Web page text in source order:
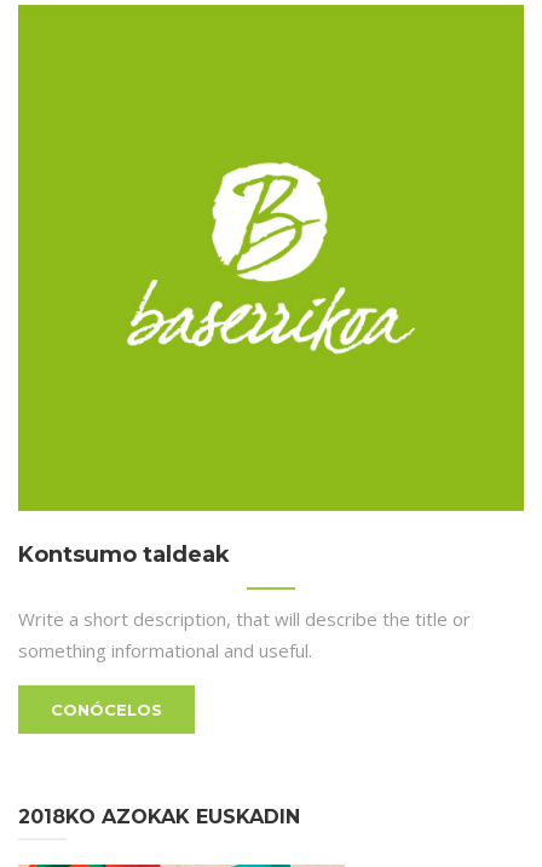
Kontsumo taldeak
Write a short description, that will describe the title or
something informational and useful.
CONÓCELOS
2018KO AZOKAK EUSKADIN